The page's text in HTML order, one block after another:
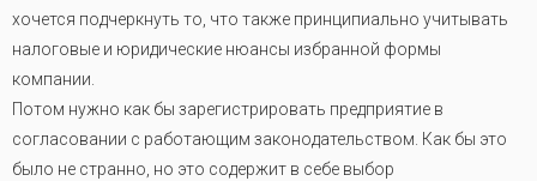
хочется подчеркнуть то, что также принципиально учитывать
налоговые и юридические нюансы избранной формы
компании.
Потом нужно как бы зарегистрировать предприятие в
согласовании с работающим законодательством. Как бы это
было не странно, но это содержит в себе выбор